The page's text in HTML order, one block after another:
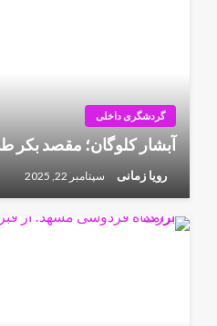
گردشگری داخلی
آبشار کلوگان؛ مقصد بکر
رویا زمانی سپتامبر 22, 2025